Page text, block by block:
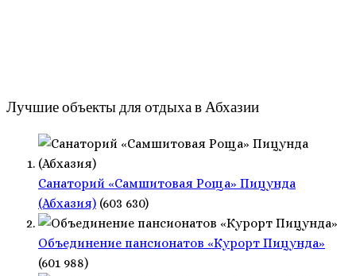
Лучшие объекты для отдыха в Абхазии
Санаторий «Самшитовая Роща» Пицунда
(Абхазия) (603 630)
Объединение пансионатов «Курорт Пицунда»
(601 988)